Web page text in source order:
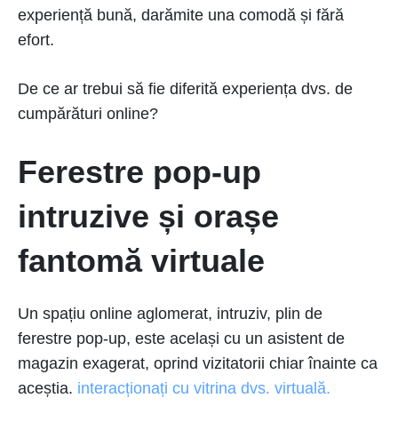
experiență bună, darămite una comodă și fără
efort.
De ce ar trebui să fie diferită experiența dvs. de
cumpărături online?
Ferestre pop-up
intruzive și orașe
fantomă virtuale
Un spațiu online aglomerat, intruziv, plin de
ferestre pop-up, este același cu un asistent de
magazin exagerat, oprind vizitatorii chiar înainte ca
aceștia. interacționați cu vitrina dvs. virtuală.